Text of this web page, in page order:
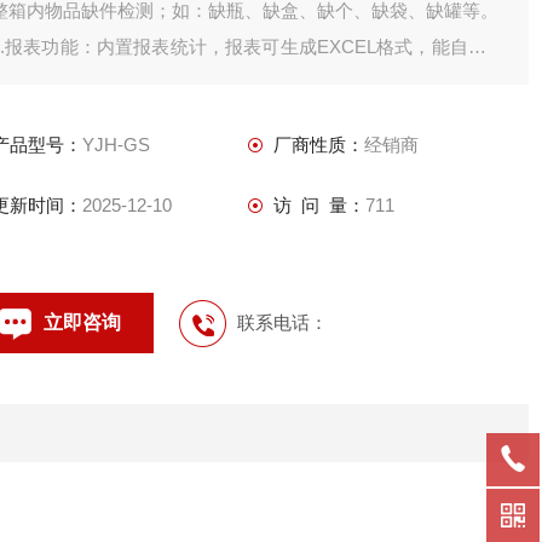
箱内物品缺件检测；如：缺瓶、缺盒、缺个、缺袋、缺罐等。
报表功能：内置报表统计，报表可生成EXCEL格式，能自动生
接口功能：预留标准接口，数据方便管理，可与PC及其它智能
备通讯联网；
品型号： YJH-GS 厂商性质： 经销商
新时间： 2025-12-10 访 问 量： 711
立即咨询 联系电话：